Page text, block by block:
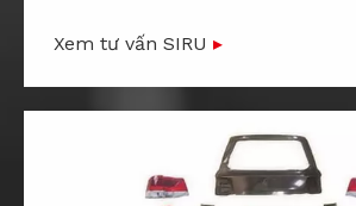
Xem tư vấn SIRU ▸